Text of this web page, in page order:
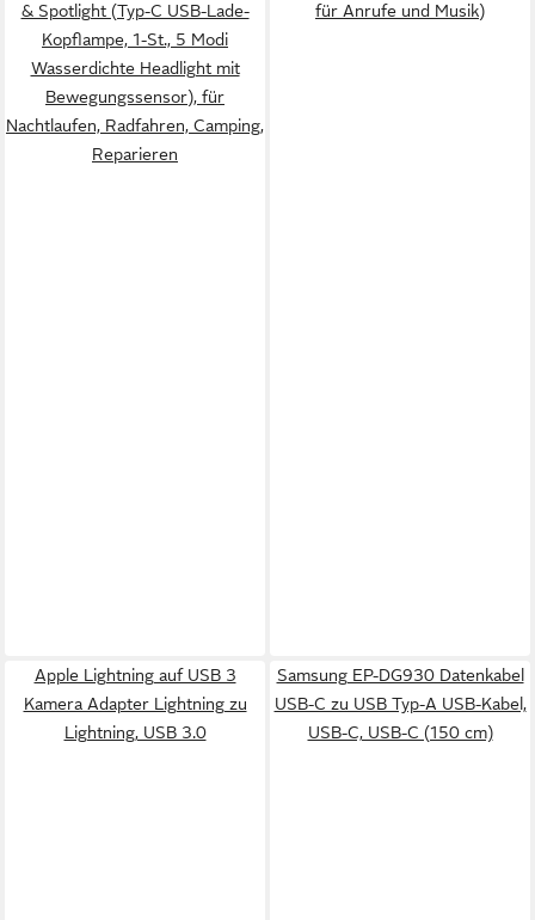
& Spotlight (Typ-C USB-Lade-
Kopflampe, 1-St., 5 Modi
Wasserdichte Headlight mit
Bewegungssensor), für
Nachtlaufen, Radfahren, Camping,
Reparieren
für Anrufe und Musik)
Apple Lightning auf USB 3
Kamera Adapter Lightning zu
Lightning, USB 3.0
Samsung EP-DG930 Datenkabel
USB-C zu USB Typ-A USB-Kabel,
USB-C, USB-C (150 cm)